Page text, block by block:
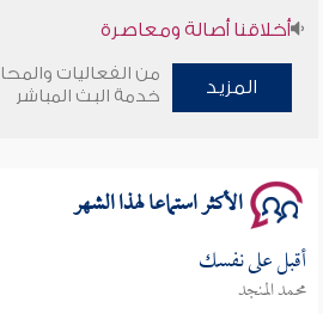
أخلاقنا أصالة ومعاصرة
وأمنهم من خوف 9
المزيد
من الفعاليات
خدمة البث المباشر
الأكثر استماعا لهذا الشهر
أقبل على نفسك
محمد المنجد